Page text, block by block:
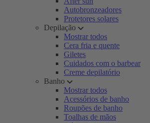
Autobronzeadores
Protetores solares
Depilação
Mostrar todos
Cera fria e quente
Giletes
Cuidados com o barbear
Creme depilatório
Banho
Mostrar todos
Acessórios de banho
Roupões de banho
Toalhas de mãos